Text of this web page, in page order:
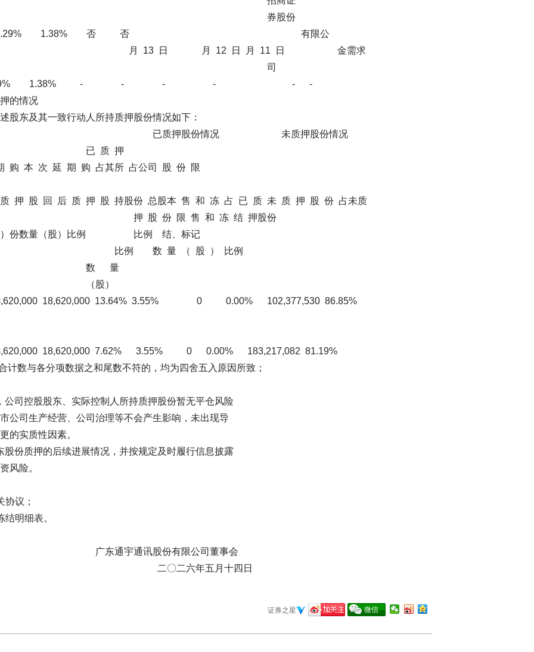
份
5.29% 1.38% 否 否 有限公
12 日 月 11 日 金需求
5.29% 1.38% - - - - - -
情况
一致行动人所持质押股份情况如下：
情况 未质押股份情况
押
期 购 占其所 占公司 股 份 限
质 押 股 持股份 总股本 售 和 冻 占 已 质 未 质 押 股 份 占未质
份 限 售 和 冻 结 押股份
股）比例 比例 结、标记
（ 股 ） 比例
）
18,620,000 13.64% 3.55% 0 0.00% 102,377,530 86.85%
18,620,000 7.62% 3.55% 0 0.00% 183,217,082 81.19%
分项数据之和尾数不符的，均为四舍五入原因所致；
东、实际控制人所持质押股份暂无平仓风险
产经营、公司治理等不会产生影响，未出现导
质性因素。
后续进展情况，并按规定及时履行信息披露
险。
议；
细表。
股份有限公司董事会
年五月十四日
证券之星 微信